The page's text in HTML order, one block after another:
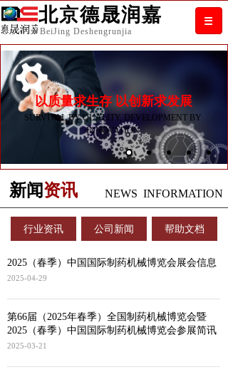
BeiJing Deshengrunjia
北京德晟润嘉
以质量求生存 以创新求发展
SURVIVAL BY QUALITY, DEVELOPMENT BY
INNOVATION
NEWS INFORMATION
新闻资讯
行业资讯 公司新闻 帮助文档
2025（春季）中国国际制药机械博览会展会信息
2025-04-29
第66届（2025年春季）全国制药机械博览会暨
2025（春季）中国国际制药机械博览会参展简讯
2025-03-21